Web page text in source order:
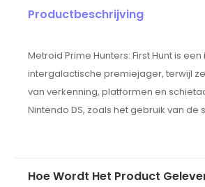
Productbeschrijving
Metroid Prime Hunters: First Hunt is
intergalactische premiejager, terwijl
van verkenning, platformen en
Nintendo DS, zoals het gebruik van de
Hoe Wordt Het Product